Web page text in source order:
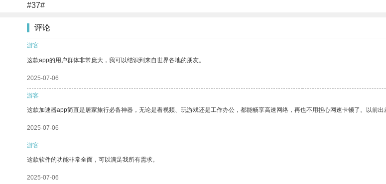
#37#
评论
游客
这款app的用户群体非常庞大，我可以结识到来自世界各地的朋友。
2025-07-06
游客
这款加速器app简直是居家旅行必备神器，无论是看视频、玩游戏还是工作办公，都能畅享高速网络，再也不用担心网速卡顿了。以前
2025-07-06
游客
这款软件的功能非常全面，可以满足我所有需求。
2025-07-06